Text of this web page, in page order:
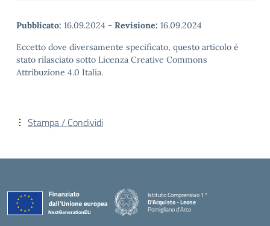
Pubblicato: 16.09.2024 - Revisione: 16.09.2024
Eccetto dove diversamente specificato, questo articolo è
stato rilasciato sotto Licenza Creative Commons
Attribuzione 4.0 Italia.
Stampa / Condividi
Istituto Comprensivo 1°
D'Acquisto - Leone
Pomigliano d'Arco
— Visita la pagina iniziale della scuola